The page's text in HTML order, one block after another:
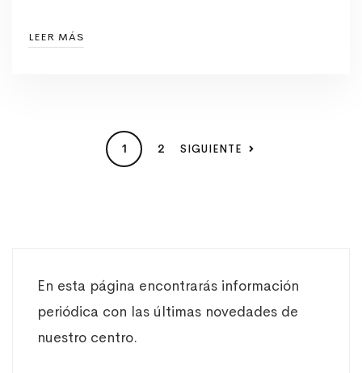
LEER MÁS
1 2 SIGUIENTE
En esta página encontrarás información
periódica con las últimas novedades de
nuestro centro.